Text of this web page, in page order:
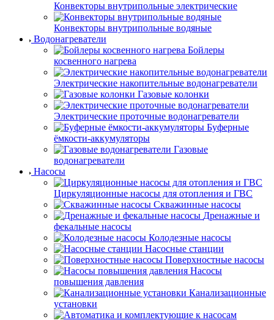
Конвекторы внутрипольные электрические
Конвекторы внутрипольные водяные
Водонагреватели
Бойлеры
косвенного нагрева
Электрические накопительные водонагреватели
Газовые колонки
Электрические проточные водонагреватели
Буферные
ёмкости-аккумуляторы
Газовые
водонагреватели
Насосы
Циркуляционные насосы для отопления и ГВС
Скважинные насосы
Дренажные и
фекальные насосы
Колодезные насосы
Насосные станции
Поверхностные насосы
Насосы
повышения давления
Канализационные
установки